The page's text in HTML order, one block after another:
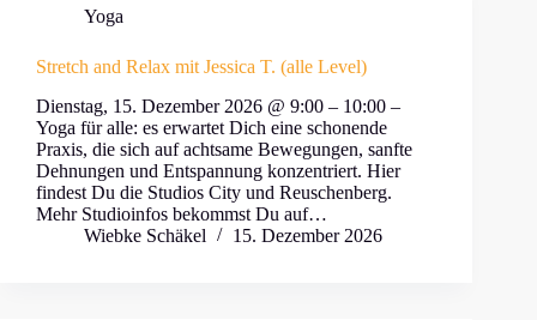
Yoga
Stretch and Relax mit Jessica T. (alle Level)
Dienstag, 15. Dezember 2026 @ 9:00 – 10:00 –
Yoga für alle: es erwartet Dich eine schonende
Praxis, die sich auf achtsame Bewegungen, sanfte
Dehnungen und Entspannung konzentriert. Hier
findest Du die Studios City und Reuschenberg.
Mehr Studioinfos bekommst Du auf…
Wiebke Schäkel
15. Dezember 2026